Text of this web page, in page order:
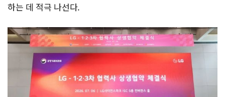
하는 데 적극 나선다.